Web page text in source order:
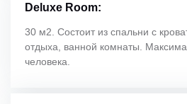
Deluxe Room:
30 м2. Состоит из спальни с
отдыха, ванной комнаты.
человека.